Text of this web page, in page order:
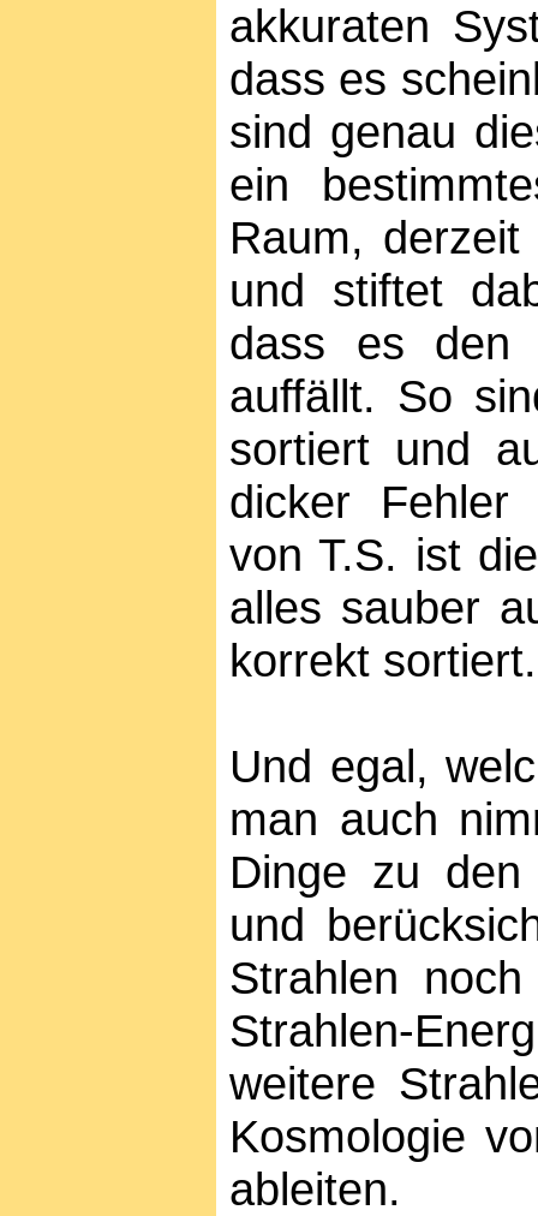
akkuraten
dass es
sind genau
ein
Raum,
und stiftet
dass es den
auffällt. So
sortiert und
dicker Fehler
von T.S. ist
alles sauber
korrekt sortiert.
Und egal,
man auch
Dinge zu
und
Strahlen
Strahlen-
weitere
Kosmologie
ableiten.